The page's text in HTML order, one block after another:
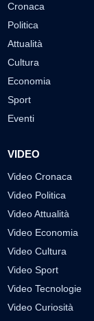
Cronaca
Politica
Attualità
Cultura
Economia
Sport
Eventi
VIDEO
Video Cronaca
Video Politica
Video Attualità
Video Economia
Video Cultura
Video Sport
Video Tecnologie
Video Curiosità